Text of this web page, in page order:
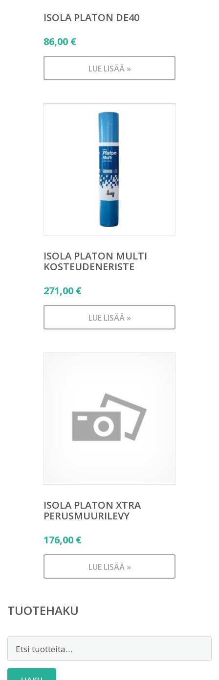
ISOLA PLATON DE40
86,00 €
LUE LISÄÄ »
ISOLA PLATON MULTI
KOSTEUDENERISTE
271,00 €
LUE LISÄÄ »
ISOLA PLATON XTRA
PERUSMUURILEVY
176,00 €
LUE LISÄÄ »
TUOTEHAKU